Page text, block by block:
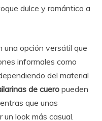
dulce y romántico a
opción versátil que
informales como
del material
de cuero pueden
que unas
look más casual.